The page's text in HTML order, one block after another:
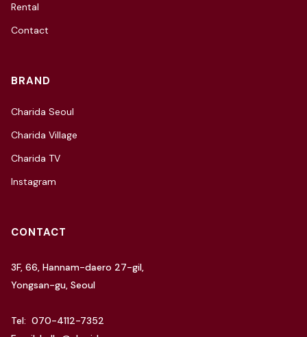
Rental
Contact
BRAND
Charida Seoul
Charida Village
Charida TV
Instagram
CONTACT
3F, 66, Hannam-daero 27-gil,
Yongsan-gu, Seoul
Tel: 070-4112-7352